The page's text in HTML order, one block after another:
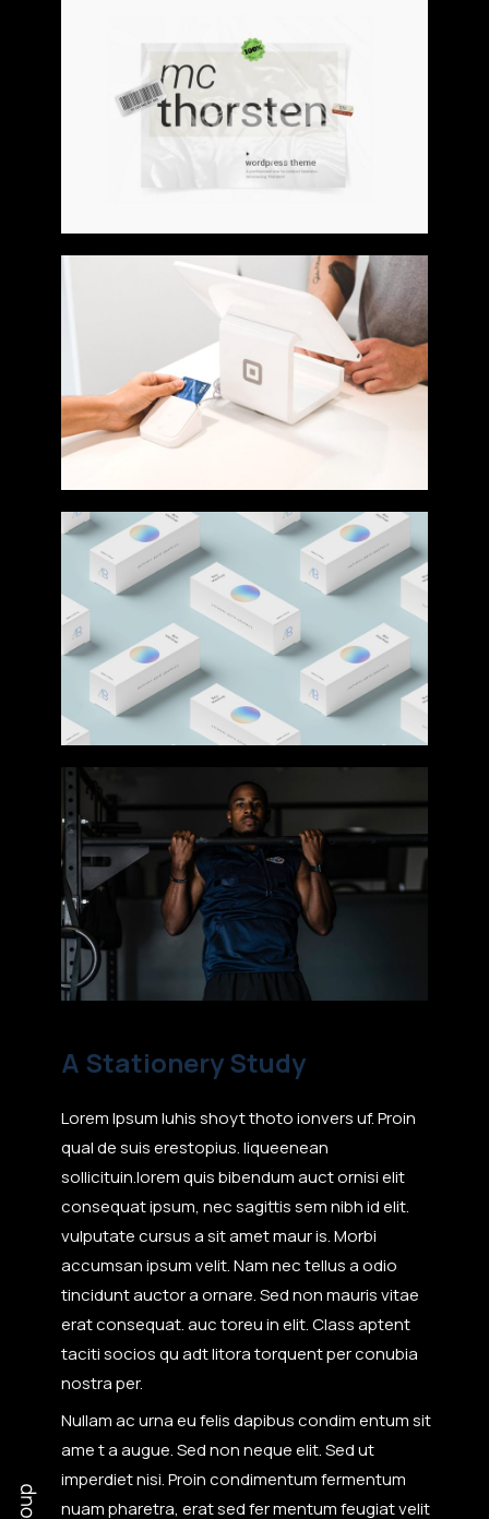
A Stationery Study
Lorem Ipsum luhis shoyt thoto ionvers uf. Proin
qual de suis erestopius. liqueenean
sollicituin.lorem quis bibendum auct ornisi elit
consequat ipsum, nec sagittis sem nibh id elit.
vulputate cursus a sit amet maur is. Morbi
accumsan ipsum velit. Nam nec tellus a odio
tincidunt auctor a ornare. Sed non mauris vitae
erat consequat. auc toreu in elit. Class aptent
taciti socios qu adt litora torquent per conubia
nostra per.
Nullam ac urna eu felis dapibus condim entum sit
ame t a augue. Sed non neque elit. Sed ut
imperdiet nisi. Proin condimentum fermentum
nuam pharetra, erat sed fer mentum feugiat velit